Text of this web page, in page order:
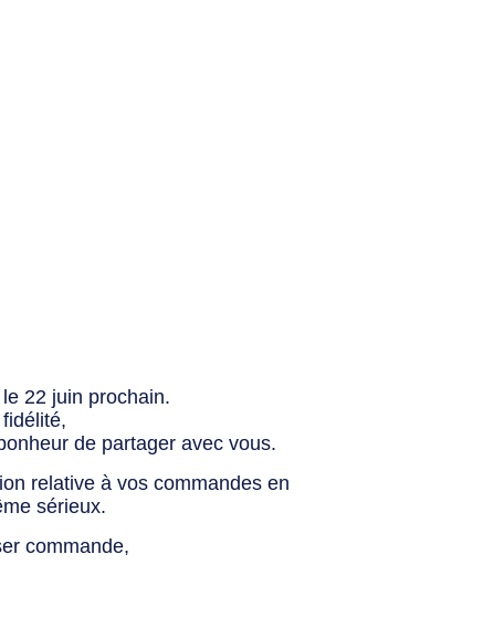
22 juin prochain.
de partager avec vous.
relative à vos commandes en
sérieux.
commande,